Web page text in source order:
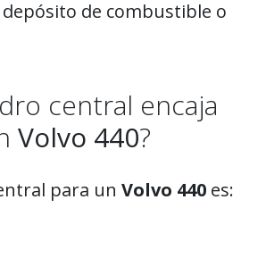
de combustible o
central encaja
Volvo 440?
para un Volvo 440 es: